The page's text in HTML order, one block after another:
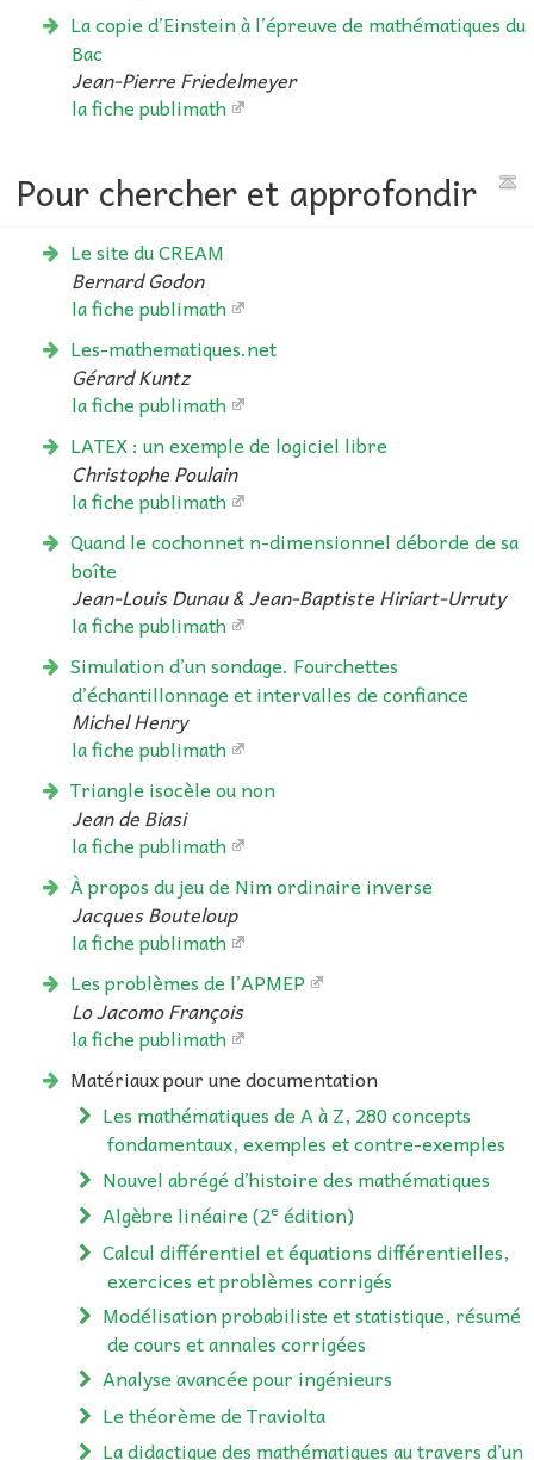
La copie d’Einstein à l’épreuve de mathématiques du
Bac
Jean-Pierre Friedelmeyer
la fiche publimath
Pour chercher et approfondir
Le site du CREAM
Bernard Godon
la fiche publimath
Les-mathematiques.net
Gérard Kuntz
la fiche publimath
LATEX : un exemple de logiciel libre
Christophe Poulain
la fiche publimath
Quand le cochonnet n-dimensionnel déborde de sa
boîte
Jean-Louis Dunau & Jean-Baptiste Hiriart-Urruty
la fiche publimath
Simulation d’un sondage. Fourchettes
d’échantillonnage et intervalles de confiance
Michel Henry
la fiche publimath
Triangle isocèle ou non
Jean de Biasi
la fiche publimath
À propos du jeu de Nim ordinaire inverse
Jacques Bouteloup
la fiche publimath
Les problèmes de l’APMEP
Lo Jacomo François
la fiche publimath
Matériaux pour une documentation
Les mathématiques de A à Z, 280 concepts
fondamentaux, exemples et contre-exemples
Nouvel abrégé d’histoire des mathématiques
Algèbre linéaire (2e édition)
Calcul différentiel et équations différentielles,
exercices et problèmes corrigés
Modélisation probabiliste et statistique, résumé
de cours et annales corrigées
Analyse avancée pour ingénieurs
Le théorème de Traviolta
La didactique des mathématiques au travers d’un